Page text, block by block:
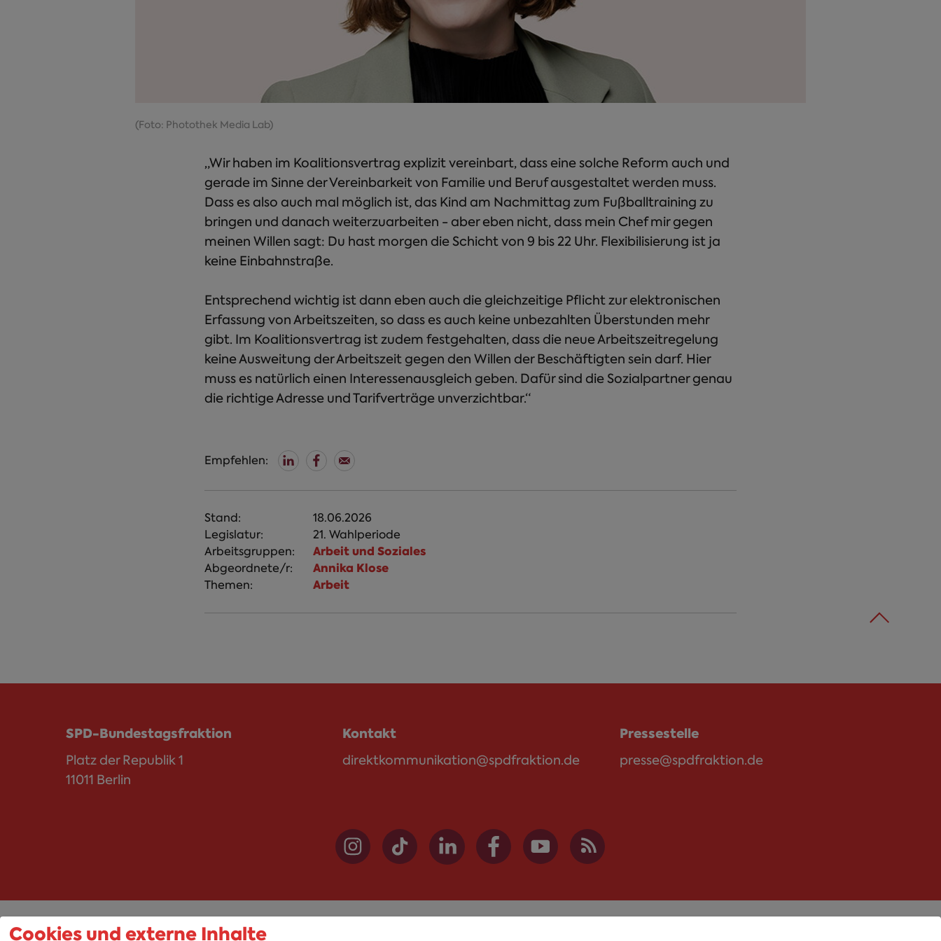
(Foto: Photothek Media Lab)
„Wir haben im Koalitionsvertrag explizit vereinbart, dass eine solche Reform auch und
gerade im Sinne der Vereinbarkeit von Familie und Beruf ausgestaltet werden muss.
Dass es also auch mal möglich ist, das Kind am Nachmittag zum Fußballtraining zu
bringen und danach weiterzuarbeiten - aber eben nicht, dass mein Chef mir gegen
meinen Willen sagt: Du hast morgen die Schicht von 9 bis 22 Uhr. Flexibilisierung ist ja
keine Einbahnstraße.
Entsprechend wichtig ist dann eben auch die gleichzeitige Pflicht zur elektronischen
Erfassung von Arbeitszeiten, so dass es auch keine unbezahlten Überstunden mehr
gibt. Im Koalitionsvertrag ist zudem festgehalten, dass die neue Arbeitszeitregelung
keine Ausweitung der Arbeitszeit gegen den Willen der Beschäftigten sein darf. Hier
muss es natürlich einen Interessenausgleich geben. Dafür sind die Sozialpartner genau
die richtige Adresse und Tarifverträge unverzichtbar.“
Empfehlen:
Stand:
18.06.2026
Legislatur:
21. Wahlperiode
Arbeitsgruppen:
Arbeit und Soziales
Abgeordnete/r: Annika Klose
Themen: Arbeit
SPD-Bundestagsfraktion
Platz der Republik 1
11011 Berlin
Kontakt
direktkommunikation@spdfraktion.de
Pressestelle
presse@spdfraktion.de
Cookies und externe Inhalte